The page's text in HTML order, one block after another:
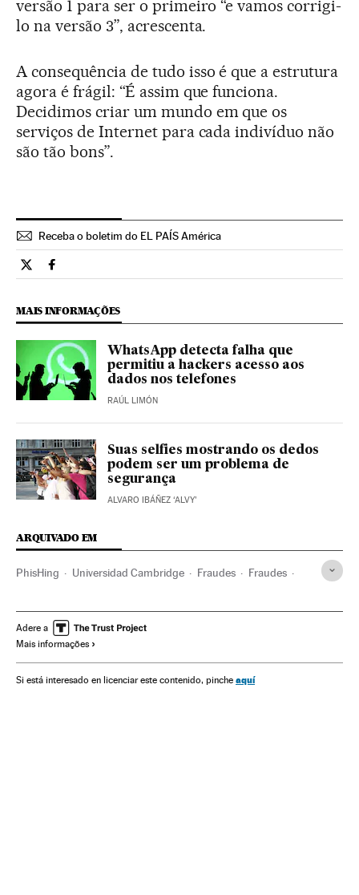
versão 1 para ser o primeiro “e vamos corrigi-
lo na versão 3”, acrescenta.
A consequência de tudo isso é que a estrutura
agora é frágil: “É assim que funciona.
Decidimos criar um mundo em que os
serviços de Internet para cada indivíduo não
são tão bons”.
Receba o boletim do EL PAÍS América
Tecnologia El País Brasil en Twitter
Tecnologia El País Brasil en Facebook
MAIS INFORMAÇÕES
WhatsApp detecta falha que
permitiu a hackers acesso aos
dados nos telefones
RAÚL LIMÓN
Suas selfies mostrando os dedos
podem ser um problema de
segurança
ALVARO IBÁÑEZ ‘ALVY’
ARQUIVADO EM
PhisHing Universidad Cambridge Fraudes Fraudes
Segurança internet Educação superior
Sistema educativo
Educação Comunicações Justiça
Adere a
Mais informações
Si está interesado en licenciar este contenido, pinche aquí